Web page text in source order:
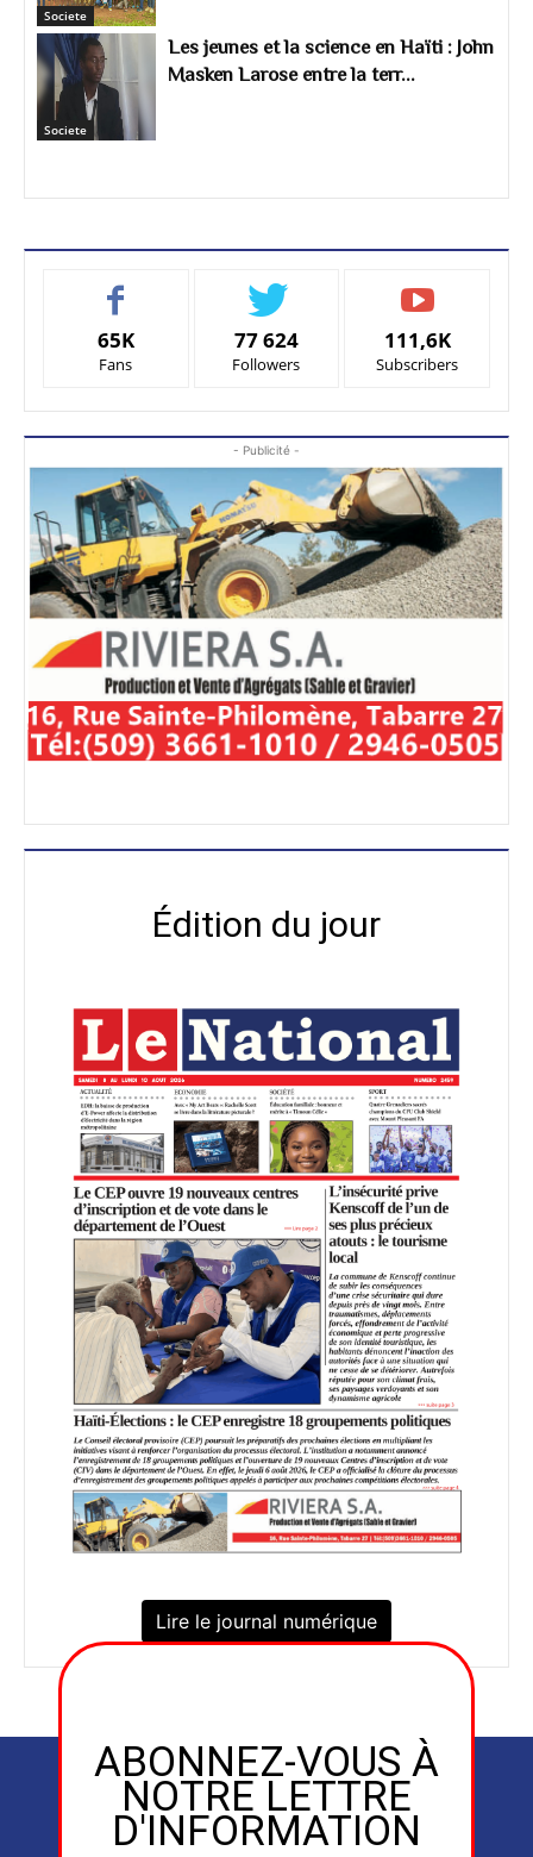
Societe
Societe
Les jeunes et la science en Haïti : John
Masken Larose entre la terr...
65K
Fans
77 624
Followers
111,6K
Subscribers
- Publicité -
Édition du jour
Lire le journal numérique
ABONNEZ-VOUS À
NOTRE LETTRE
D'INFORMATION